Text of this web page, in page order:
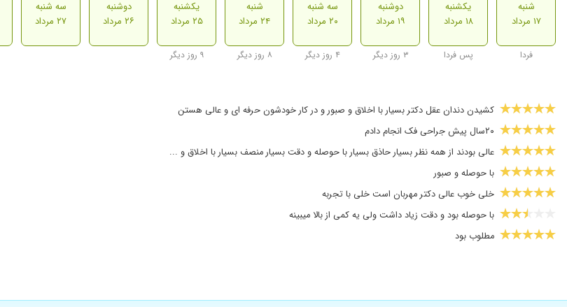
شنبه
۱۷ مرداد
فردا
یکشنبه
۱۸ مرداد
پس فردا
دوشنبه
۱۹ مرداد
۳ روز دیگر
سه شنبه
۲۰ مرداد
۴ روز دیگر
شنبه
۲۴ مرداد
۸ روز دیگر
یکشنبه
۲۵ مرداد
۹ روز دیگر
دوشنبه
۲۶ مرداد
سه شنبه
۲۷ مرداد
کشیدن دندان عقل دکتر بسیار با اخلاق و صبور و در کار خودشون حرفه ای و عالی هستن
۲۰سال پیش جراحی فک انجام دادم
عالی بودند از همه نظر بسیار حاذق بسیار با حوصله و دقت بسیار منصف بسیار با اخلاق و ...
با حوصله و صبور
خلی خوب عالی دکتر مهربان است خلی با تجربه
با حوصله بود و دقت زیاد داشت ولی یه کمی از بالا میبینه
مطلوب بود
عدم رضایت